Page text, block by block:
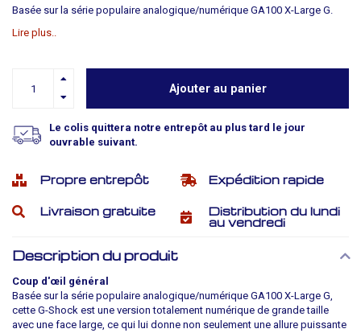
Basée sur la série populaire analogique/numérique GA100 X-Large G.
Lire plus..
Ajouter au panier
Le colis quittera notre entrepôt au plus tard le jour
ouvrable suivant.
Propre entrepôt Expédition rapide
Livraison gratuite Distribution du lundi
au vendredi
Description du produit
Coup d'œil général
Basée sur la série populaire analogique/numérique GA100 X-Large G,
cette G-Shock est une version totalement numérique de grande taille
avec une face large, ce qui lui donne non seulement une allure puissante